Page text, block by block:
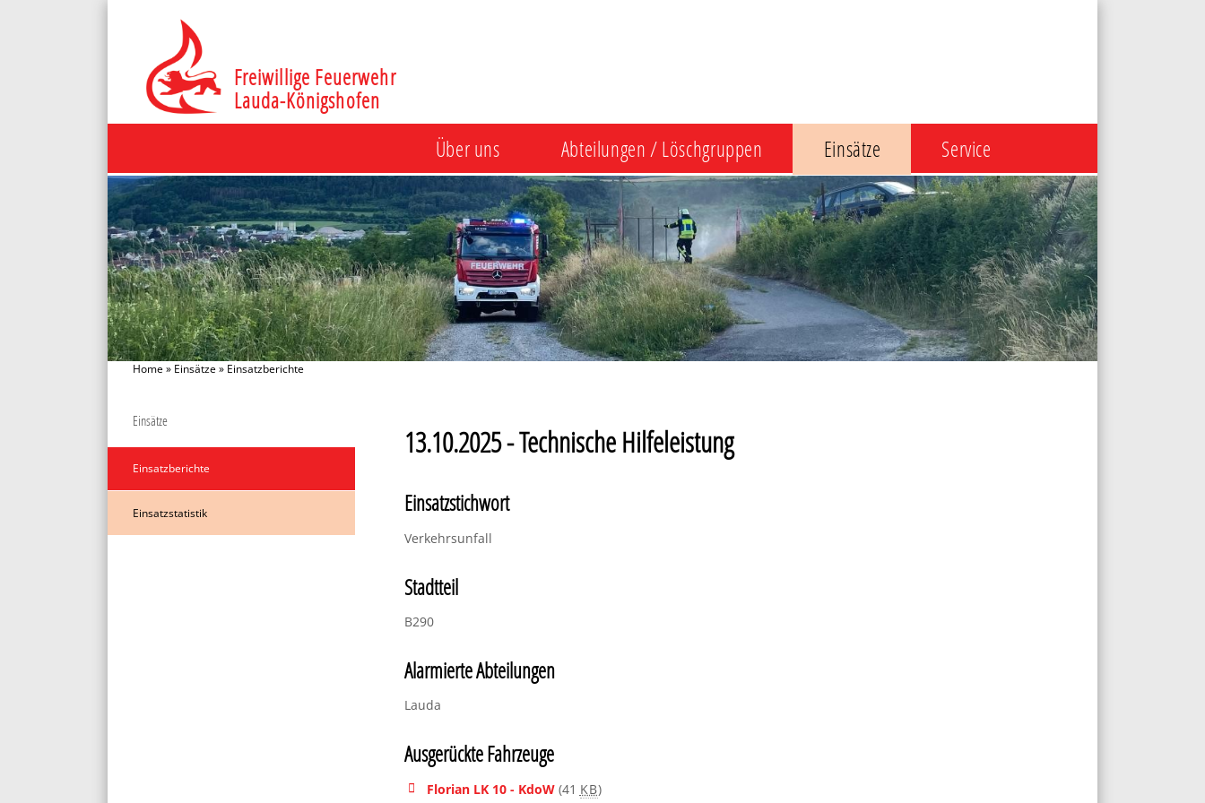
Freiwillige Feuerwehr
Lauda-Königshofen
Über uns
Abteilungen / Löschgruppen Einsätze Service
Home» Einsätze» Einsatzberichte
Einsätze
Einsatzberichte
Einsatzstatistik
13.10.2025 - Technische Hilfeleistung
Einsatzstichwort
Verkehrsunfall
Stadtteil
B290
Alarmierte Abteilungen
Lauda
Ausgerückte Fahrzeuge
Florian LK 10 - KdoW(41 KB)